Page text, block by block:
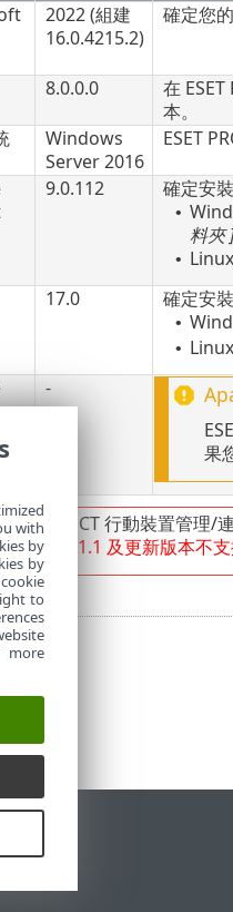
2022(組建
16.0.4215.2)
確定您的
8.0.0.0 在
本。
Windows
Server 2016
ESET
9.0.112 確定安
•
料夾
•
17.0 確定安
•
•
-
果
PROTECT 行動裝置管理
版本 11.1 及更新版本不
with
by
by
to
more